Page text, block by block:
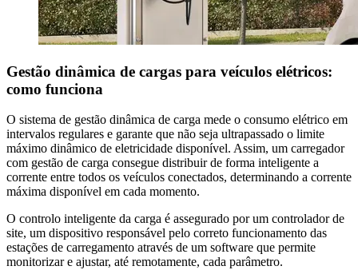
Gestão dinâmica de cargas para veículos elétricos:
como funciona
O sistema de gestão dinâmica de carga mede o consumo elétrico em
intervalos regulares e garante que não seja ultrapassado o limite
máximo dinâmico de eletricidade disponível. Assim, um carregador
com gestão de carga consegue distribuir de forma inteligente a
corrente entre todos os veículos conectados, determinando a corrente
máxima disponível em cada momento.
O controlo inteligente da carga é assegurado por um controlador de
site, um dispositivo responsável pelo correto funcionamento das
estações de carregamento através de um software que permite
monitorizar e ajustar, até remotamente, cada parâmetro.